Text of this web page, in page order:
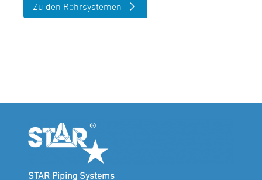
Zu den Rohrsystemen
STAR Piping Systems